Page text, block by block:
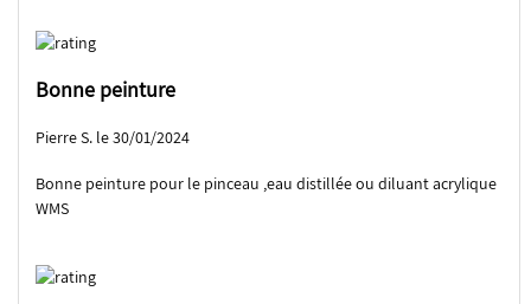
Bonne peinture
Pierre S. le 30/01/2024
Bonne peinture pour le pinceau ,eau distillée ou diluant acrylique
WMS